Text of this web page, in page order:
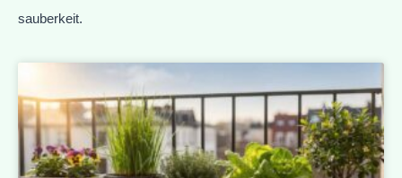
sauberkeit.